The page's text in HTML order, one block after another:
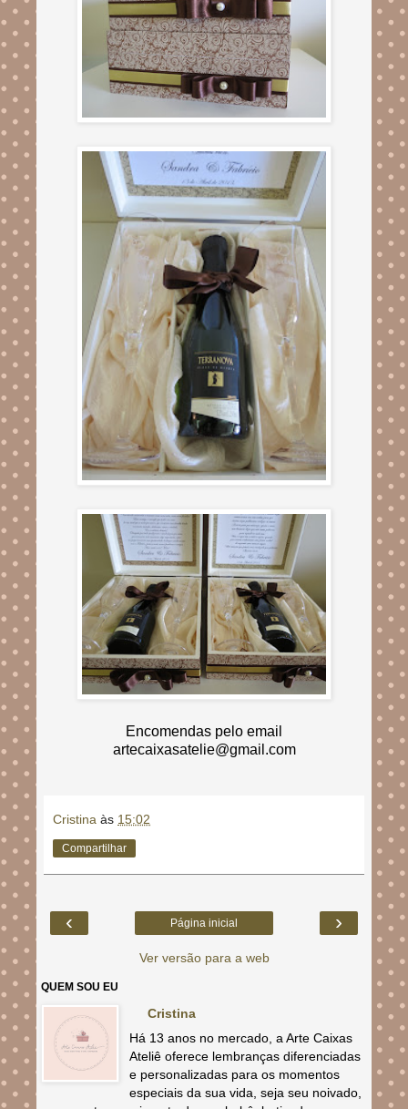
Encomendas pelo email
artecaixasatelie@gmail.com
Cristina às 15:02
Compartilhar
‹ ›
Página inicial
Ver versão para a web
QUEM SOU EU
Cristina
Há 13 anos no mercado, a Arte Caixas
Ateliê oferece lembranças diferenciadas
e personalizadas para os momentos
especiais da sua vida, seja seu noivado,